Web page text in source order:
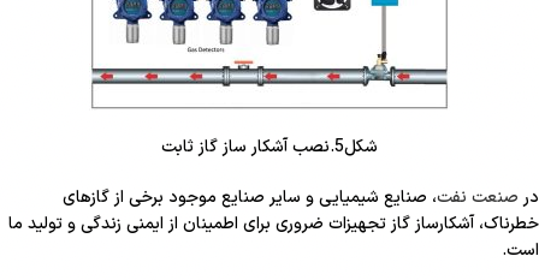
شکل5.نصب آشکار ساز گاز ثابت
در صنعت نفت، صنایع شیمیایی و سایر صنایع موجود برخی از گازهای
خطرناک، آشکارساز گاز تجهیزات ضروری برای اطمینان از ایمنی زندگی و تولید ما
است.